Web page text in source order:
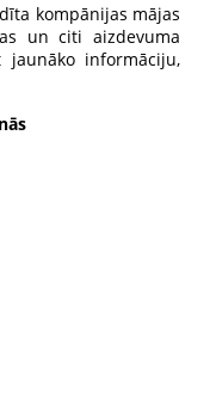
kompānijas mājas
un citi aizdevuma
informāciju,